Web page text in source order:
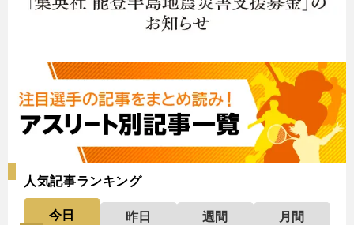
人気記事ランキング
今日 昨日 週間
月間